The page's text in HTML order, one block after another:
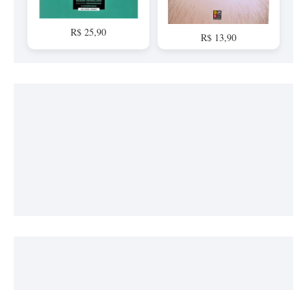
R$ 25,90 R$ 13,90